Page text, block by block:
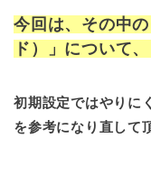
今回は、その中
ド）」について
初期設定ではやりに
を参考になり直して